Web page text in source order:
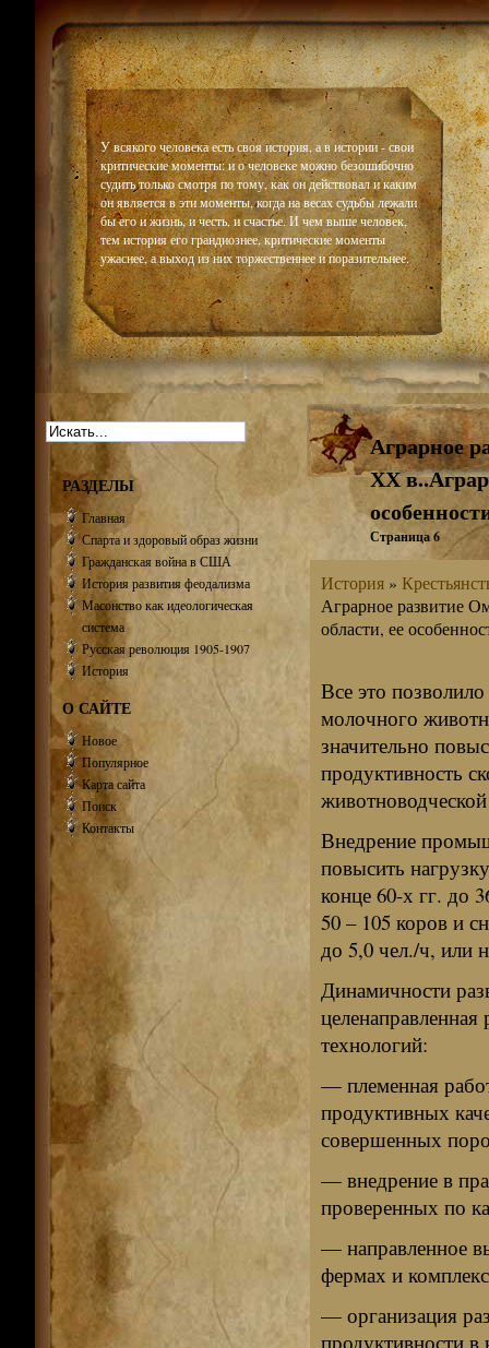
Historiar
У всякого человека есть своя история, а в истории - свои
критические моменты: и о человеке можно безошибочно
судить только смотря по тому, как он действовал и каким
он является в эти моменты, когда на весах судьбы лежали
бы его и жизнь, и честь, и счастье. И чем выше человек,
тем история его грандиознее, критические моменты
ужаснее, а выход из них торжественнее и поразительнее.
Аграрное
ХХ
Страница 6
История»
Аграрное развитие
области, ее
Все это
молочного
значительно
продуктивность
Внедрение
повысить
конце 60-х гг. до
50 – 105 коров и
до 5,0 чел./ч, или
Динамичности
технологий:
— племенная
продуктивных
совершенных
— внедрение в
проверенных по
— направленное
фермах и
— организация
продуктивности
РАЗДЕЛЫ
Главная
Спарта и здоровый образ жизни
Гражданская война в США
История развития феодализма
Масонство как идеологическая
система
Русская революция 1905-1907
История
О САЙТЕ
Новое
Популярное
Карта сайта
Поиск
Контакты